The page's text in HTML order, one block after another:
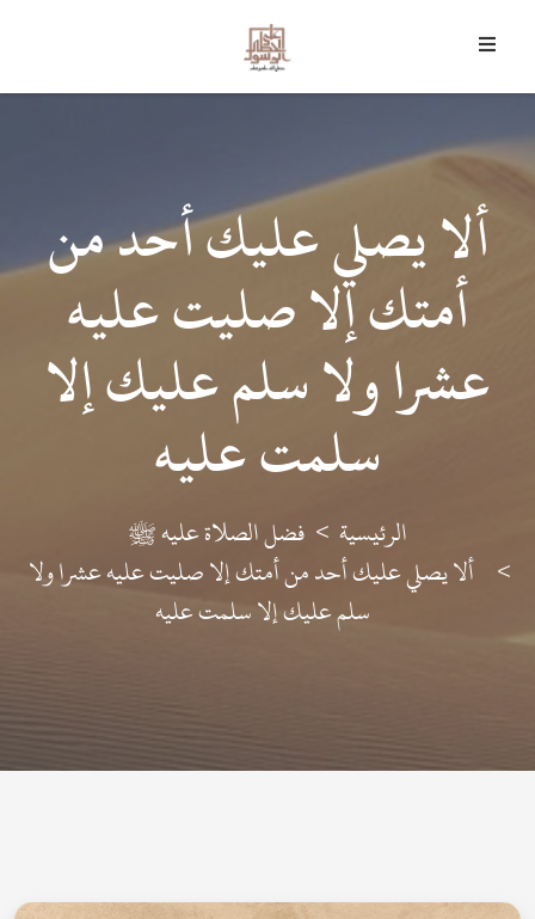
وَمَا أَرْسَلْنَاكَ إِلا رَحْمَةً لِلْعَالَمِينَ
ألا يصلي عليك أحد من
أمتك إلا صليت عليه
عشرا ولا سلم عليك إلا
سلمت عليه
الرئيسية
فضل الصلاة عليه ﷺ
ألا يصلي عليك أحد من أمتك إلا صليت عليه عشرا ولا
سلم عليك إلا سلمت عليه